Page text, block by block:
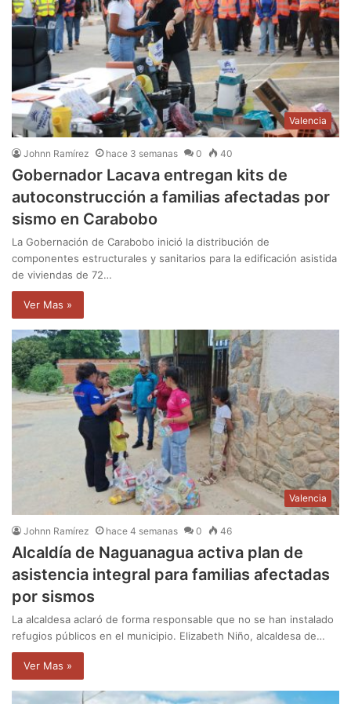
Valencia
Johnn Ramírez hace 3 semanas 0 40
Gobernador Lacava entregan kits de
autoconstrucción a familias afectadas por
sismo en Carabobo
La Gobernación de Carabobo inició la distribución de
componentes estructurales y sanitarios para la edificación asistida
de viviendas de 72…
Ver Mas »
Valencia
Johnn Ramírez hace 4 semanas 0 46
Alcaldía de Naguanagua activa plan de
asistencia integral para familias afectadas
por sismos
La alcaldesa aclaró de forma responsable que no se han instalado
refugios públicos en el municipio. Elizabeth Niño, alcaldesa de…
Ver Mas »